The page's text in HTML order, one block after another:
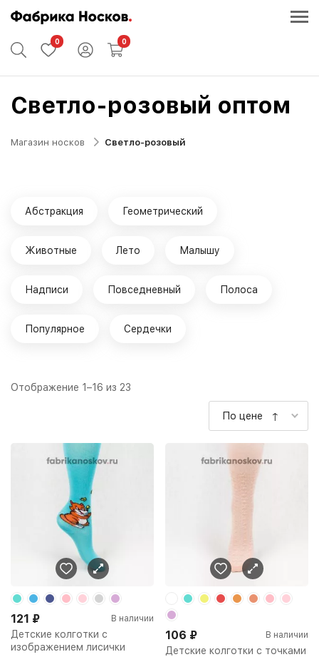
0 0
Светло-розовый оптом
Магазин носков Светло-розовый
Абстракция Геометрический
Животные Лето Малышу
Надписи Повседневный Полоса
Популярное Сердечки
Отображение 1–16 из 23
По цене ↑
Детские колготки с
изображением лисички
121 ₽ В наличии
Детские колготки с точками
106 ₽ В наличии